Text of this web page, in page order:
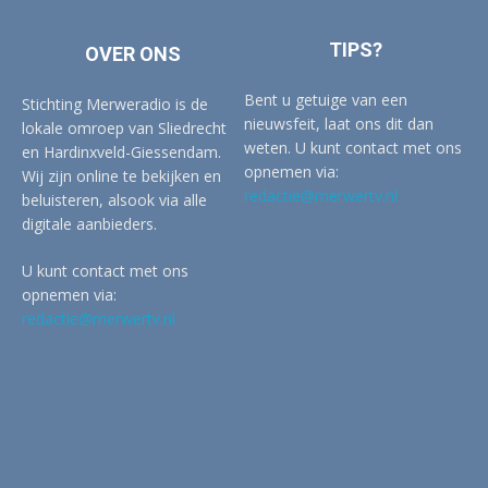
OVER ONS
Stichting Merweradio is de
lokale omroep van Sliedrecht
en Hardinxveld-Giessendam.
Wij zijn online te bekijken en
beluisteren, alsook via alle
digitale aanbieders.
U kunt contact met ons
opnemen via:
redactie@merwertv.nl
TIPS?
Bent u getuige van een
nieuwsfeit, laat ons dit dan
weten. U kunt contact met ons
opnemen via:
redactie@merwertv.nl